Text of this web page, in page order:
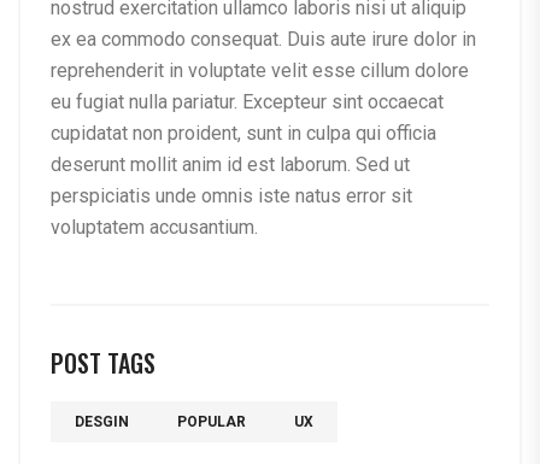
nostrud exercitation ullamco laboris nisi ut aliquip
ex ea commodo consequat. Duis aute irure dolor in
reprehenderit in voluptate velit esse cillum dolore
eu fugiat nulla pariatur. Excepteur sint occaecat
cupidatat non proident, sunt in culpa qui officia
deserunt mollit anim id est laborum. Sed ut
perspiciatis unde omnis iste natus error sit
voluptatem accusantium.
POST TAGS
DESGIN POPULAR UX